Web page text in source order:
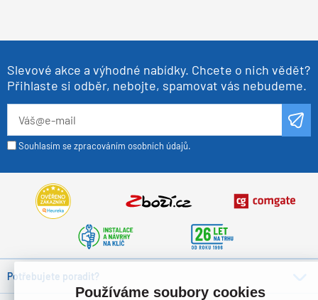
Slevové akce a výhodné nabídky. Chcete o nich vědět?
Přihlaste si odběr, nebojte, spamovat vás nebudeme.
Souhlasím se zpracováním osobních údajů.
Potřebujete poradit?
Používáme soubory cookies